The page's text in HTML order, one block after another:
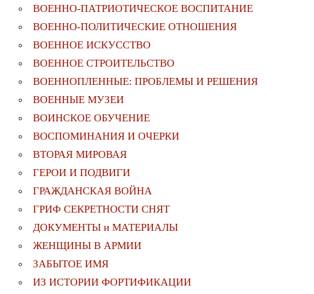
ВОЕННО-ПАТРИОТИЧЕСКОЕ ВОСПИТАНИЕ
ВОЕННО-ПОЛИТИЧЕСКИE ОТНОШЕНИЯ
ВОЕННОЕ ИСКУССТВО
ВОЕННОЕ СТРОИТЕЛЬСТВО
ВОЕННОПЛЕННЫЕ: ПРОБЛЕМЫ И РЕШЕНИЯ
ВОЕННЫЕ МУЗЕИ
ВОИНСКОЕ ОБУЧЕНИЕ
ВОСПОМИНАНИЯ И ОЧЕРКИ
ВТОРАЯ МИРОВАЯ
ГЕРОИ И ПОДВИГИ
ГРАЖДАНСКАЯ ВОЙНА
ГРИФ СЕКРЕТНОСТИ СНЯТ
ДОКУМЕНТЫ и МАТЕРИАЛЫ
ЖЕНЩИНЫ В АРМИИ
ЗАБЫТОЕ ИМЯ
ИЗ ИСТОРИИ ФОРТИФИКАЦИИ